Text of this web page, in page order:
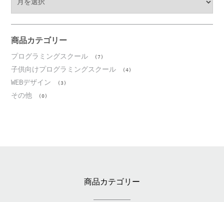
ブ
商品カテゴリー
プログラミングスクール (7)
子供向けプログラミングスクール (4)
WEBデザイン (3)
その他 (0)
商品カテゴリー